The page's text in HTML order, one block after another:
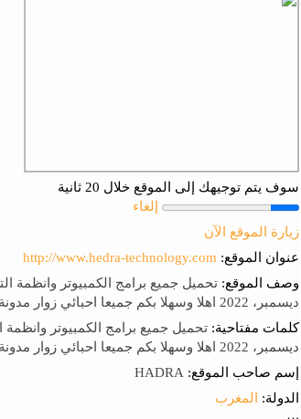
سوف يتم توجيهك إلى الموقع خلال 20 ثانية
إلغاء
زيارة الموقع الآن
عنوان الموقع: http://www.hedra-technology.com
وصف الموقع:
ديسمبر، 2022 اهلا وسهلا بكم جميعا احبائي زوار مدونة هدرا للمعلوميات
كلمات مفتاحية:
ديسمبر، 2022 اهلا وسهلا بكم جميعا احبائي زوار مدونة هدرا للمعلوميات
إسم صاحب الموقع:
الدولة:
المغرب